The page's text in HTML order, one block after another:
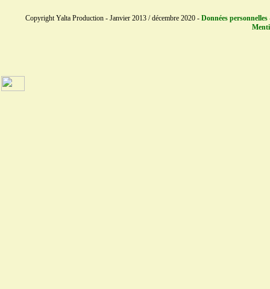
Copyright Yalta Production - Janvier 2013 / décembre 2020 - Données